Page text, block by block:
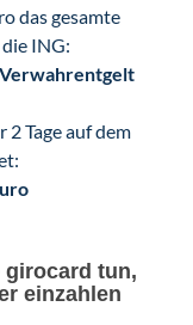
das gesamte
ING:
Verwahrentgelt
2 Tage auf dem
girocard tun,
einzahlen